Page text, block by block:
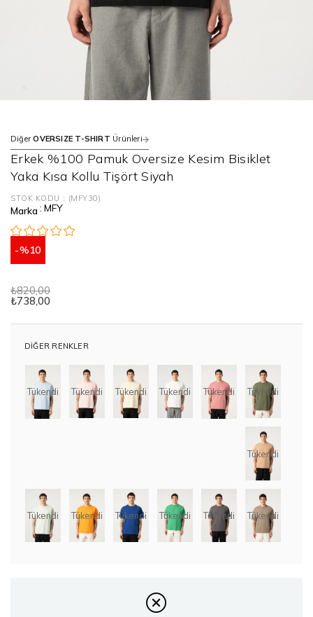
Erkek %100 Pamuk Oversize Kesim Bisiklet
Yaka Kısa Kollu Tişört Siyah
DiğerOVERSIZE T-SHIRT Ürünleri
STOK KODU (MFY30)
Marka: MFY
10
₺820,00
₺738,00
DIĞER RENKLER
Tükendi Tükendi Tükendi Tükendi Tükendi Tükendi
Tükendi
Tükendi Tükendi Tükendi Tükendi Tükendi Tükendi